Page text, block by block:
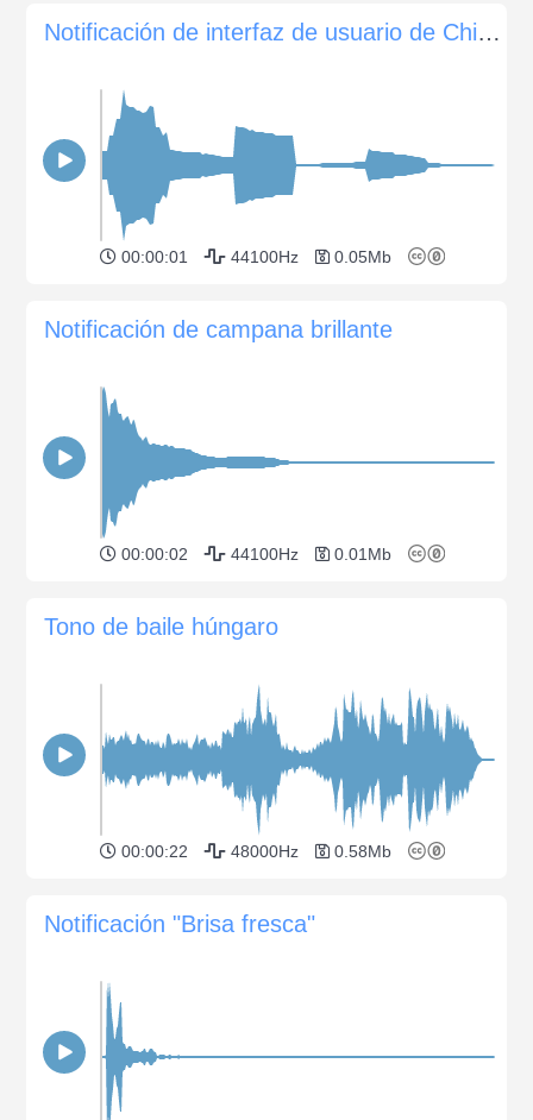
Notificación de interfaz de usuario de Chime
00:00:01 44100Hz 0.05Mb
Notificación de campana brillante
00:00:02 44100Hz 0.01Mb
Tono de baile húngaro
00:00:22 48000Hz 0.58Mb
Notificación "Brisa fresca"